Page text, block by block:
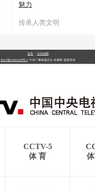
魅力
传承人类文明
首页 全站地图
京ICP备10003349号-1 中央广播电视总台 央视网 版权所有
CCTV-5
体 育